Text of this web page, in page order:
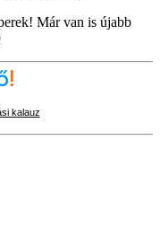
Már van is újabb
kalauz